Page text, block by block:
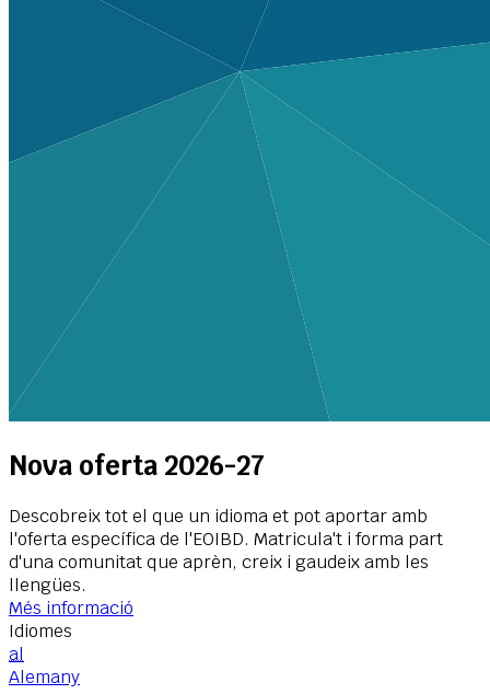
Nova oferta 2026-27
Descobreix tot el que un idioma et pot aportar amb
l'oferta específica de l'EOIBD. Matricula't i forma part
d'una comunitat que aprèn, creix i gaudeix amb les
llengües.
Més informació
Idiomes
al
Alemany